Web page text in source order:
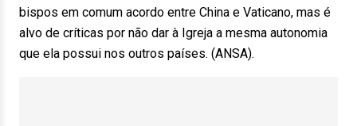
bispos em comum acordo entre China e Vaticano, mas é
alvo de críticas por não dar à Igreja a mesma autonomia
que ela possui nos outros países. (ANSA).